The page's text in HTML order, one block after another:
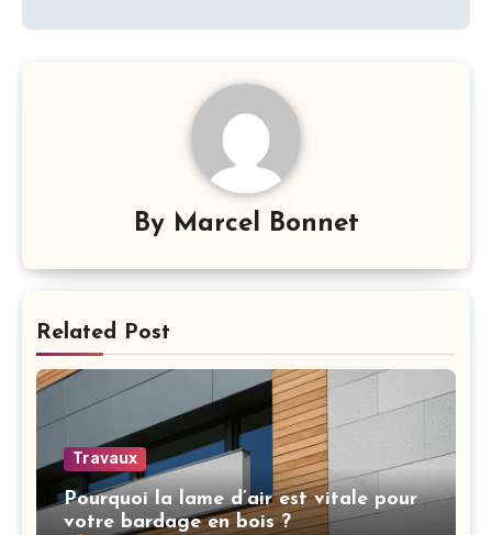
By Marcel Bonnet
Related Post
Travaux
Pourquoi la lame d’air est vitale pour
votre bardage en bois ?